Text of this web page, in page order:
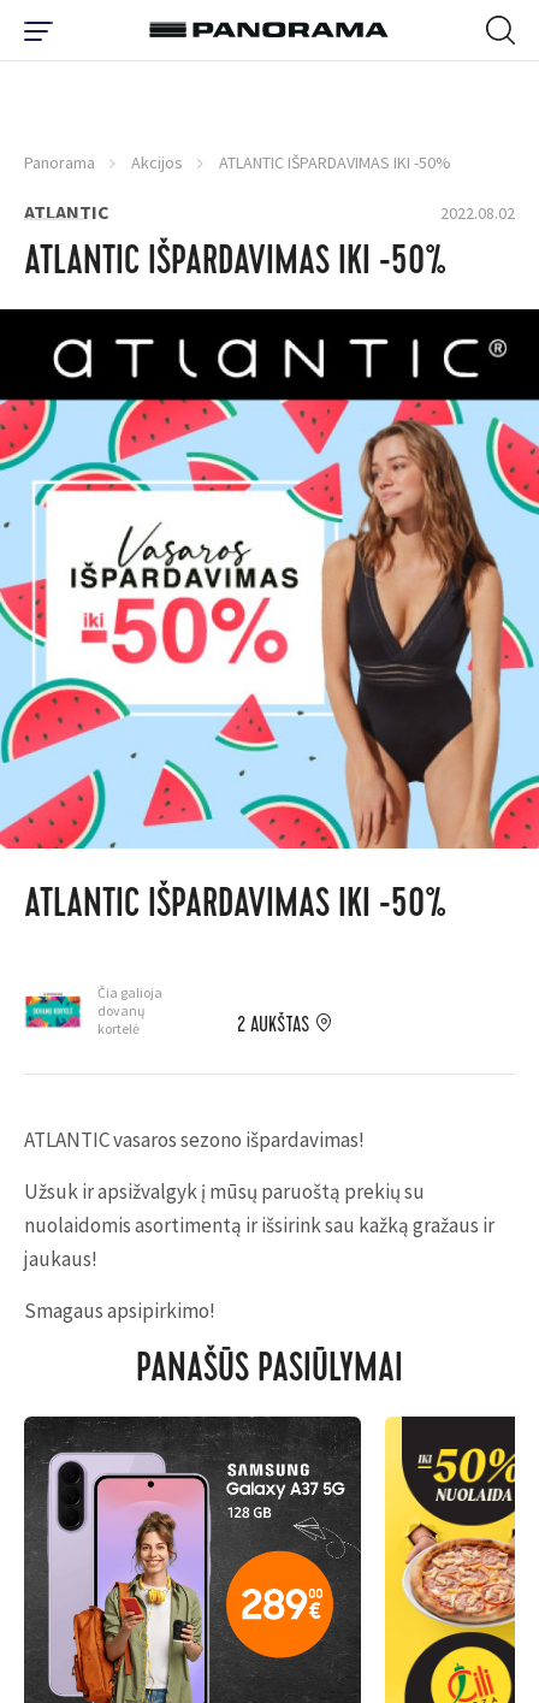
Panorama Akcijos ATLANTIC IŠPARDAVIMAS IKI -50%
ATLANTIC 2022.08.02
ATLANTIC IŠPARDAVIMAS IKI -50%
ATLANTIC IŠPARDAVIMAS IKI -50%
Čia galioja
dovanų
kortelė
2 AUKŠTAS
ATLANTIC vasaros sezono išpardavimas!
Užsuk ir apsižvalgyk į mūsų paruoštą prekių su
nuolaidomis asortimentą ir išsirink sau kažką gražaus ir
jaukaus!
Smagaus apsipirkimo!
PANAŠŪS PASIŪLYMAI